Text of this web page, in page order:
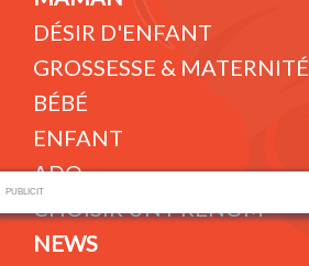
DÉSIR D'ENFANT
GROSSESSE & MATERNITÉ
BÉBÉ
ENFANT
ADO
CHOISIR UN PRÉNOM
NEWS
PUBLICIT